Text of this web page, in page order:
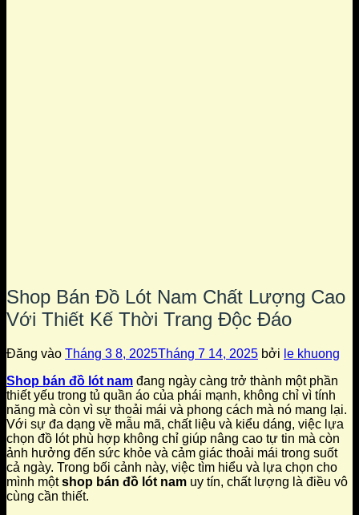
Shop Bán Đồ Lót Nam Chất Lượng Cao
Với Thiết Kế Thời Trang Độc Đáo
Đăng vào Tháng 3 8, 2025Tháng 7 14, 2025 bởi le khuong
Shop bán đồ lót nam đang ngày càng trở thành một phần
thiết yếu trong tủ quần áo của phái mạnh, không chỉ vì tính
năng mà còn vì sự thoải mái và phong cách mà nó mang lại.
Với sự đa dạng về mẫu mã, chất liệu và kiểu dáng, việc lựa
chọn đồ lót phù hợp không chỉ giúp nâng cao tự tin mà còn
ảnh hưởng đến sức khỏe và cảm giác thoải mái trong suốt
cả ngày. Trong bối cảnh này, việc tìm hiểu và lựa chọn cho
mình mộtshop bán đồ lót nam uy tín, chất lượng là điều vô
cùng cần thiết.